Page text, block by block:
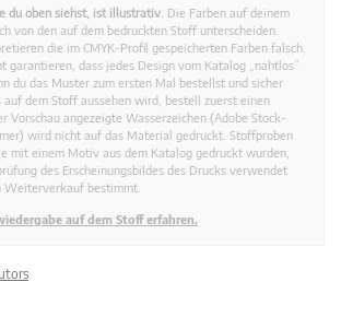
du oben siehst, ist illustrativ. Die Farben auf deinem
von den auf dem bedruckten Stoff unterscheiden.
die im CMYK-Profil gespeicherten Farben falsch.
garantieren, dass jedes Design vom Katalog „nahtlos”
du das Muster zum ersten Mal bestellst und sicher
dem Stoff aussehen wird, bestell zuerst einen
Vorschau angezeigte Wasserzeichen (Adobe Stock-
wird nicht auf das Material gedruckt. Stoffproben
mit einem Motiv aus dem Katalog gedruckt wurden,
des Erscheinungsbildes des Drucks verwendet
Weiterverkauf bestimmt.
auf dem Stoff erfahren.